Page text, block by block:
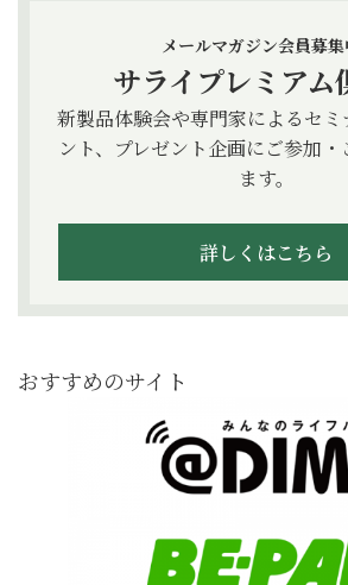
メールマガジン会員募集
サライプレミアム
新製品体験会や専門家によるセ
ント、プレゼント企画にご参加
ます。
詳しくはこちら
おすすめのサイト